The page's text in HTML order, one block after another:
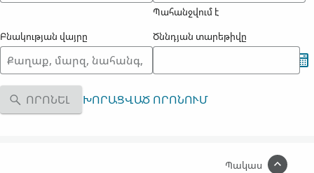
Պահանջվում է
Բնակության վայրը
Ծննդյան տարեթիվը
ՈՐՈՆԵԼ ԽՈՐԱՑՎԱԾ ՈՐՈՆՈՒՄ
Պակաս